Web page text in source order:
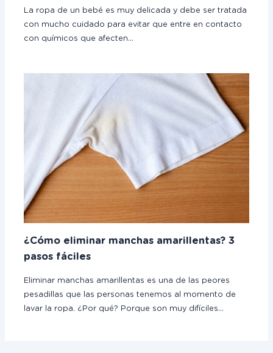
La ropa de un bebé es muy delicada y debe ser tratada
con mucho cuidado para evitar que entre en contacto
con químicos que afecten…
¿Cómo eliminar manchas amarillentas? 3
pasos fáciles
Eliminar manchas amarillentas es una de las peores
pesadillas que las personas tenemos al momento de
lavar la ropa. ¿Por qué? Porque son muy difíciles…